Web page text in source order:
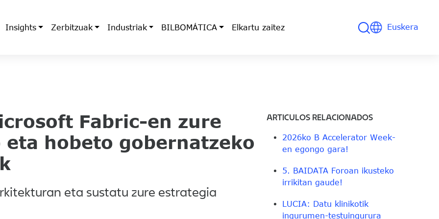
Insights Zerbitzuak Industriak BILBOMÁTICA Elkartu zaitez FileFile Euskera
Fabric-en zure
hobeto gobernatzeko
eta sustatu zure estrategia
ARTICULOS RELACIONADOS
2026ko B Accelerator Week-
en egongo gara!
5. BAIDATA Foroan ikusteko
irrikitan gaude!
LUCIA: Datu klinikotik
ingurumen-testuingurura